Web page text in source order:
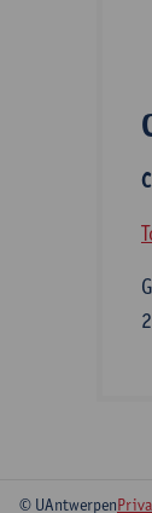
© UAntwerpen